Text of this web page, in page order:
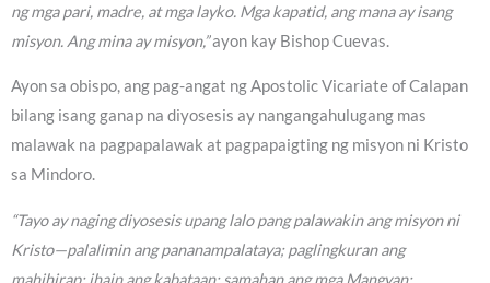
ng mga pari, madre, at mga layko. Mga kapatid, ang mana ay isang
misyon. Ang mina ay misyon,”ayon kay Bishop Cuevas.
Ayon sa obispo, ang pag-angat ng Apostolic Vicariate of Calapan
bilang isang ganap na diyosesis ay nangangahulugang mas
malawak na pagpapalawak at pagpapaigting ng misyon ni Kristo
sa Mindoro.
“Tayo ay naging diyosesis upang lalo pang palawakin ang misyon ni
Kristo—palalimin ang pananampalataya; paglingkuran ang
mahihirap; ihain ang kabataan; samahan ang mga Mangyan;